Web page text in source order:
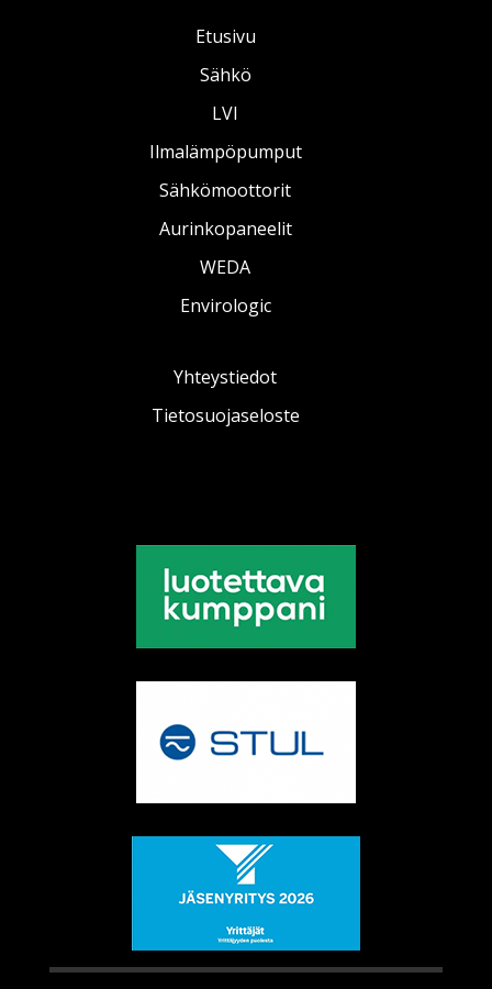
Etusivu
Sähkö
LVI
Ilmalämpöpumput
Sähkömoottorit
Aurinkopaneelit
WEDA
Envirologic
Yhteystiedot
Tietosuojaseloste
Sivustolla voidaan käyttää evästeitä sivuston toiminnallisuuden
vuoksi, roskapostisuojaukseen, käyttäjäkokemuksen
parantamiseen ja analysointiin.